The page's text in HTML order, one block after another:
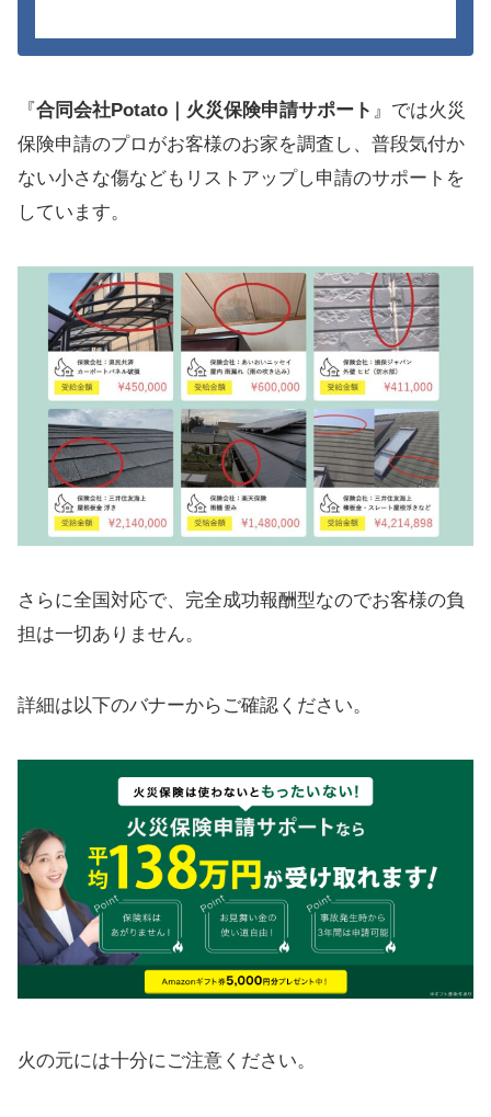
『合同会社Potato｜火災保険申請サポート 』では火災
保険申請のプロがお客様のお家を調査し、普段気付か
ない小さな傷などもリストアップし申請のサポートを
しています。
さらに全国対応で、完全成功報酬型なのでお客様の負
担は一切ありません。
詳細は以下のバナーからご確認ください。
火の元には十分にご注意ください。